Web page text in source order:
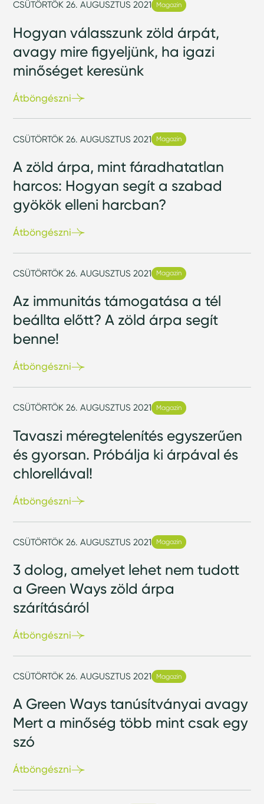
CSÜTÖRTÖK 26. AUGUSZTUS 2021 Magazin
Hogyan válasszunk zöld árpát,
avagy mire figyeljünk, ha igazi
minőséget keresünk
Átböngészni
CSÜTÖRTÖK 26. AUGUSZTUS 2021 Magazin
A zöld árpa, mint fáradhatatlan
harcos: Hogyan segít a szabad
gyökök elleni harcban?
Átböngészni
CSÜTÖRTÖK 26. AUGUSZTUS 2021 Magazin
Az immunitás támogatása a tél
beállta előtt? A zöld árpa segít
benne!
Átböngészni
CSÜTÖRTÖK 26. AUGUSZTUS 2021 Magazin
Tavaszi méregtelenítés egyszerűen
és gyorsan. Próbálja ki árpával és
chlorellával!
Átböngészni
CSÜTÖRTÖK 26. AUGUSZTUS 2021 Magazin
3 dolog, amelyet lehet nem tudott
a Green Ways zöld árpa
szárításáról
Átböngészni
CSÜTÖRTÖK 26. AUGUSZTUS 2021 Magazin
A Green Ways tanúsítványai avagy
Mert a minőség több mint csak egy
szó
Átböngészni